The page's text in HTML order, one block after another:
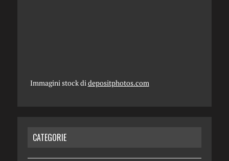
Immagini stock didepositphotos.com
CATEGORIE